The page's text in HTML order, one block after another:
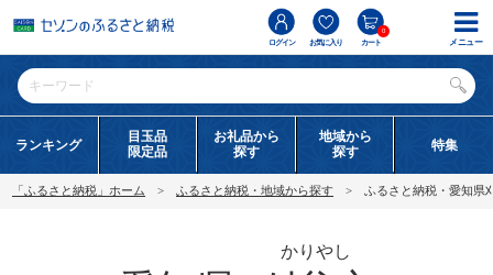
ログイン お気に入り カート
0
ランキング
目玉品
限定品
お礼品から
探す
地域から
探す
特集
「ふるさと納税」ホーム ふるさと納税・地域から探す ふるさと納税・愛知県
かりやし
メニュー